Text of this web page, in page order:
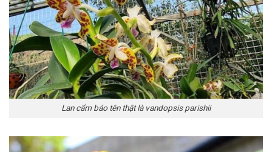
Lan cẩm báo tên thật là vandopsis parishii